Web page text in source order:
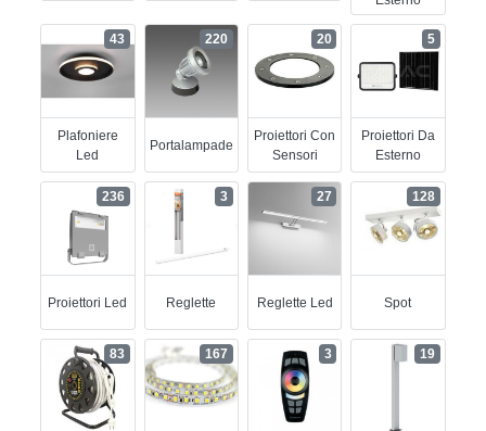
Plafoniere
Led
43
Portalampade
220
Proiettori Con
Sensori
20
Proiettori Da
Esterno
5
Proiettori Led
236
Reglette
3
Reglette Led
27
Spot
128
83 167 3 19